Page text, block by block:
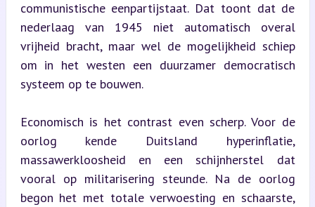
communistische eenpartijstaat. Dat toont dat de
nederlaag van 1945 niet automatisch overal
vrijheid bracht, maar wel de mogelijkheid schiep
om in het westen een duurzamer democratisch
systeem op te bouwen.
Economisch is het contrast even scherp. Voor de
oorlog kende Duitsland hyperinflatie,
massawerkloosheid en een schijnherstel dat
vooral op militarisering steunde. Na de oorlog
begon het met totale verwoesting en schaarste,